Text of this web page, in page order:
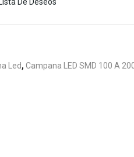
Led, Campana LED SMD 100 A